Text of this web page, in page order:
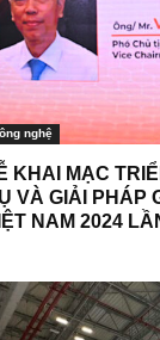
nghệ
KHAI MẠC
VÀ GIẢI PHÁP
NAM 2024